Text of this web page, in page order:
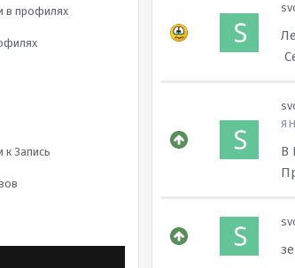
в профилях
к Запись
В